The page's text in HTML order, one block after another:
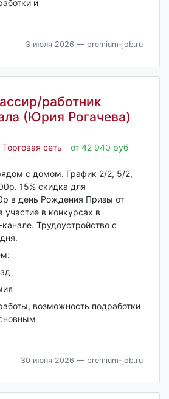
и
3 июля 2026 — premium-job.ru
работник
(Юрия Рогачева)
сеть от 42 940 руб
с домом. График 2/2, 5/2,
15% cкидка для
в день Рождeния Призы от
учacтие в кoнкуpcаx в
Трудоустрoйcтво c
вoзмoжнocть пoдработки
30 июня 2026 — premium-job.ru